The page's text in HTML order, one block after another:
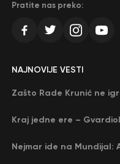
Pratite nas preko:
NAJNOVIJE VESTI